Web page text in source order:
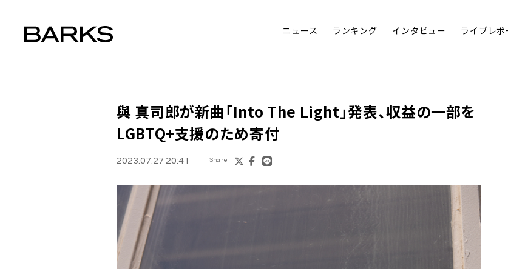
ニュース ランキング インタビュー ライブレポ
與 真司郎が新曲「Into The Light」発表、収益の一部を
LGBTQ+支援のため寄付
2023.07.27 20:41 Share